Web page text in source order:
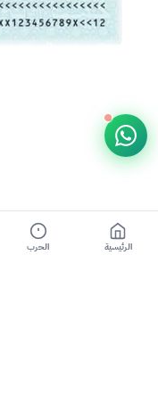
الرئيسية الحرب
مبارك قادم
ناشط سياسى ومدنى